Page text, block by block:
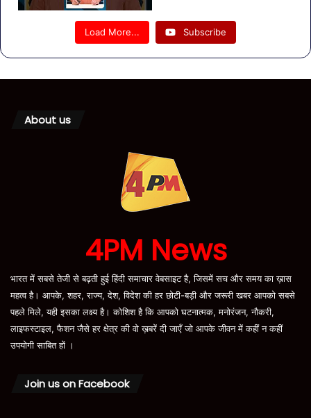
Load More... Subscribe
About us
4PM News
भारत में सबसे तेजी से बढ़ती हुई हिंदी समाचार वेबसाइट है, जिसमें सच और समय का ख़ास
महत्व है। आपके, शहर, राज्य, देश, विदेश की हर छोटी-बड़ी और जरूरी खबर आपको सबसे
पहले मिले, यही इसका लक्ष्य है। कोशिश है कि आपको घटनात्मक, मनोरंजन, नौकरी,
लाइफस्टाइल, फैशन जैसे हर क्षेत्र की वो ख़बरें दी जाएँ जो आपके जीवन में कहीं न कहीं
उपयोगी साबित हों ।
Join us on Facebook